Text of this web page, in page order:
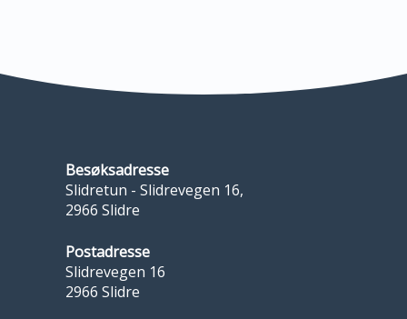
Besøksadresse
Slidretun - Slidrevegen 16,
2966 Slidre
Postadresse
Slidrevegen 16
2966 Slidre